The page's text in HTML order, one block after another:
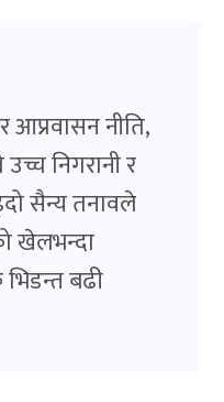
आप्रवासन नीति,
निगरानी र
सैन्य तनावले
खेलभन्दा
बढी